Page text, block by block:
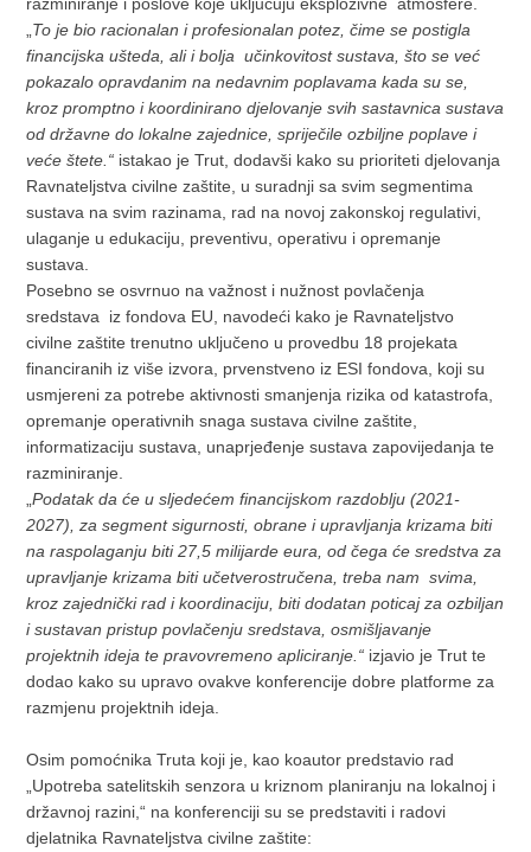
To je bio racionalan i profesionalan potez, čime se postigla
financijska ušteda, ali i bolja učinkovitost sustava, što se već
pokazalo opravdanim na nedavnim poplavama kada su se,
kroz promptno i koordinirano djelovanje svih sastavnica sustava
od državne do lokalne zajednice, spriječile ozbiljne poplave i
veće štete.“ istakao je Trut, dodavši kako su prioriteti djelovanja
Ravnateljstva civilne zaštite, u suradnji sa svim segmentima
sustava na svim razinama, rad na novoj zakonskoj regulativi,
ulaganje u edukaciju, preventivu, operativu i opremanje
sustava.
Posebno se osvrnuo na važnost i nužnost povlačenja
sredstava iz fondova EU, navodeći kako je Ravnateljstvo
civilne zaštite trenutno uključeno u provedbu 18 projekata
financiranih iz više izvora, prvenstveno iz ESI fondova, koji su
usmjereni za potrebe aktivnosti smanjenja rizika od katastrofa,
opremanje operativnih snaga sustava civilne zaštite,
informatizaciju sustava, unaprjeđenje sustava zapovijedanja te
razminiranje.
„Podatak da će u sljedećem financijskom razdoblju(2021-
2027), za segment sigurnosti, obrane i upravljanja krizama biti
na raspolaganju biti 27,5 milijarde eura, od čega će sredstva za
upravljanje krizama biti učetverostručena, treba nam svima,
kroz zajednički rad i koordinaciju, biti dodatan poticaj za ozbiljan
i sustavan pristup povlačenju sredstava, osmišljavanje
projektnih ideja te pravovremeno apliciranje.“ izjavio je Trut te
dodao kako su upravo ovakve konferencije dobre platforme za
razmjenu projektnih ideja.
Osim pomoćnika Truta koji je, kao koautor predstavio rad
„Upotreba satelitskih senzora u kriznom planiranju na lokalnoj i
državnoj razini,“ na konferenciji su se predstaviti i radovi
djelatnika Ravnateljstva civilne zaštite: